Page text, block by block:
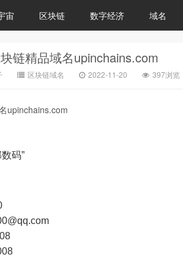
宙 区块链 数字经济 域名
链精品域名upinchains.com
区块链域名 2022-11-20 397浏览
upinchains.com
码”